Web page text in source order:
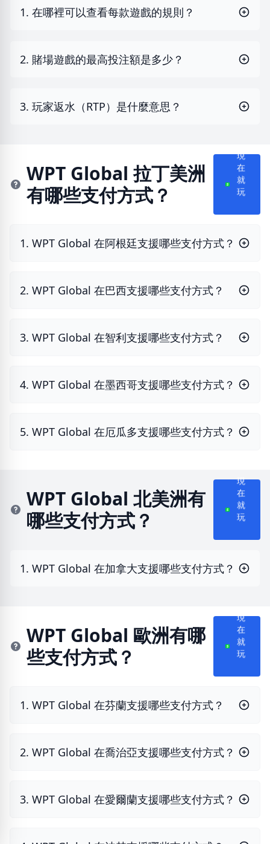
1. 在哪裡可以查看每款遊戲的規則？
2. 賭場遊戲的最高投注額是多少？
3. 玩家返水（RTP）是什麼意思？
WPT Global 拉丁美洲
有哪些支付方式？
現
在
就
玩
1. WPT Global 在阿根廷支援哪些支付方式？
2. WPT Global 在巴西支援哪些支付方式？
3. WPT Global 在智利支援哪些支付方式？
4. WPT Global 在墨西哥支援哪些支付方式？
5. WPT Global 在厄瓜多支援哪些支付方式？
WPT Global 北美洲有
哪些支付方式？
現
在
就
玩
1. WPT Global 在加拿大支援哪些支付方式？
WPT Global 歐洲有哪
些支付方式？
現
在
就
玩
1. WPT Global 在芬蘭支援哪些支付方式？
2. WPT Global 在喬治亞支援哪些支付方式？
3. WPT Global 在愛爾蘭支援哪些支付方式？